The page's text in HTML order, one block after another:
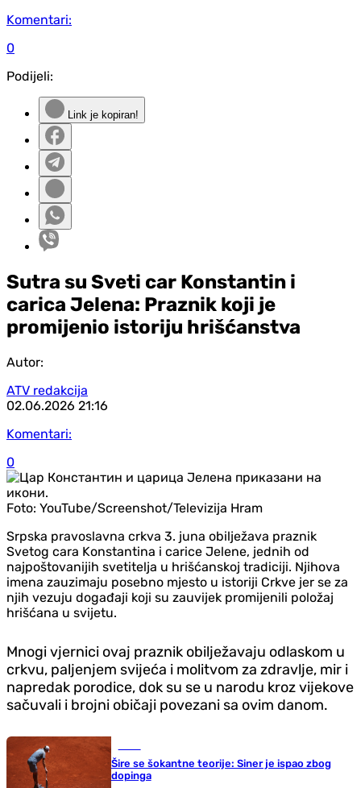
Komentari:
0
Podijeli:
Link je kopiran!
Sutra su Sveti car Konstantin i
carica Jelena: Praznik koji je
promijenio istoriju hrišćanstva
Autor:
ATV redakcija
02.06.2026 21:16
Komentari:
0
Foto: YouTube/Screenshot/Televizija Hram
Srpska pravoslavna crkva 3. juna obilježava praznik
Svetog cara Konstantina i carice Jelene, jednih od
najpoštovanijih svetitelja u hrišćanskoj tradiciji. Njihova
imena zauzimaju posebno mjesto u istoriji Crkve jer se za
njih vezuju događaji koji su zauvijek promijenili položaj
hrišćana u svijetu.
Mnogi vjernici ovaj praznik obilježavaju odlaskom u
crkvu, paljenjem svijeća i molitvom za zdravlje, mir i
napredak porodice, dok su se u narodu kroz vijekove
sačuvali i brojni običaji povezani sa ovim danom.
Šire se šokantne teorije: Siner je ispao zbog
dopinga